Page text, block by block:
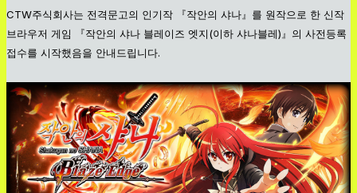
CTW주식회사는 전격문고의 인기작 『작안의 샤나』를 원작으로 한 신작
브라우저 게임 『작안의 샤나 블레이즈 엣지(이하 샤나블레)』의 사전등록
접수를 시작했음을 안내드립니다.